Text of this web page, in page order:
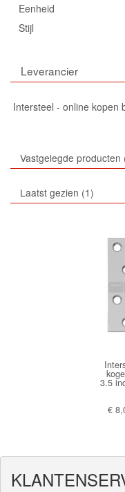
Eenheid
Stijl
Leverancier
Intersteel - online kopen
Vastgelegde producten
Laatst gezien 1
3.5
€